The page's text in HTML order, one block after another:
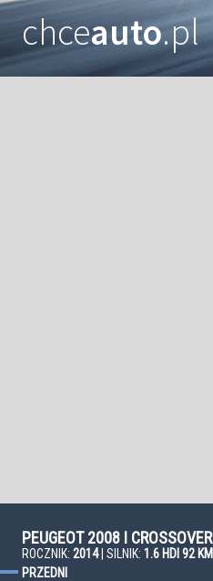
chceauto.pl
PEUGEOT 2008 I CROSSOVER
ROCZNIK: 2014| SILNIK: 1.6 HDI 92 KM
PRZEDNI